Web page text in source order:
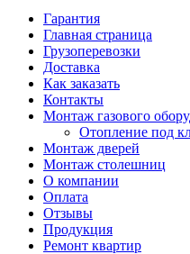
Гарантия
Главная страница
Грузоперевозки
Доставка
Как заказать
Контакты
Монтаж газового
Отопление под
Монтаж дверей
Монтаж столешниц
О компании
Оплата
Отзывы
Продукция
Ремонт квартир